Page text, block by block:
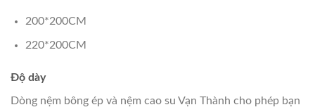
200*200CM
220*200CM
Độ dày
Dòng nệm bông ép và nệm cao su Vạn Thành cho phép bạn